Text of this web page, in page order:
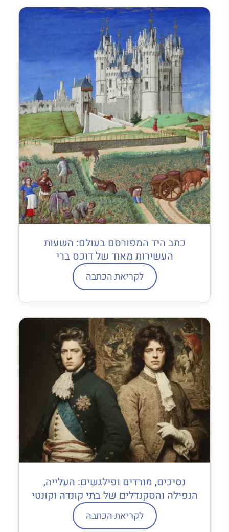
כתב היד המפורסם בעולם: השעות
העשירות מאוד של דוכס ברי
לקריאת הכתבה
נסיכים, מורדים ופילגשים: העלייה,
הנפילה והסקנדלים של בתי קונדה וקונטי
לקריאת הכתבה